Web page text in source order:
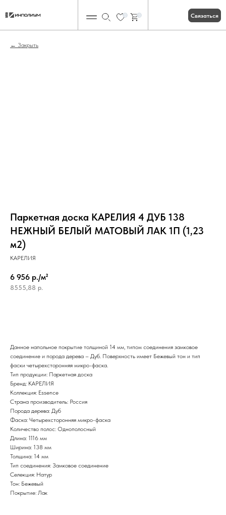
Связаться
Закрыть
Паркетная доска КАРЕЛИЯ 4 ДУБ 138
НЕЖНЫЙ БЕЛЫЙ МАТОВЫЙ ЛАК 1П (1,23
м2)
КАРЕЛИЯ
6 956 р./м²
8555,88 р.
Данное напольное покрытие толщиной 14 мм, типом соединения замковое
соединение и порода дерева – Дуб. Поверхность имеет Бежевый тон и тип
фаски четырехсторонняя микро-фаска.
Тип продукции: Паркетная доска
Бренд: КАРЕЛИЯ
Коллекция: Essence
Страна производитель: Россия
Порода дерева: Дуб
Фаска: Четырехсторонняя микро-фаска
Количество полос: Однополосный
Длина: 1116 мм
Ширина: 138 мм
Толщина: 14 мм
Тип соединения: Замковое соединение
Селекция: Натур
Тон: Бежевый
Покрытие: Лак